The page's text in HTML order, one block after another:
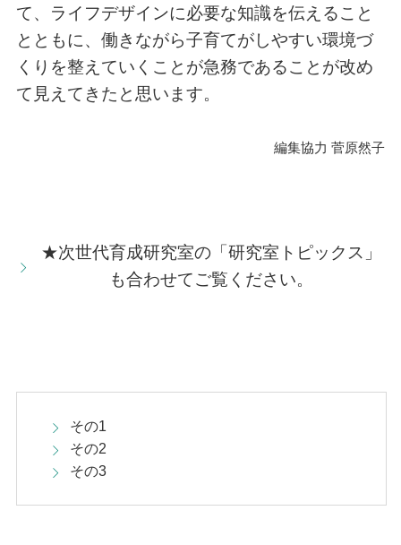
て、ライフデザインに必要な知識を伝えること
とともに、働きながら子育てがしやすい環境づ
くりを整えていくことが急務であることが改め
て見えてきたと思います。
編集協力 菅原然子
★次世代育成研究室の「研究室トピックス」
も合わせてご覧ください。
その1
その2
その3